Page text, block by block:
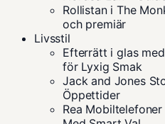
Rollistan i The
och premiär
Livsstil
Efterrätt i glas
för Lyxig Smak
Jack and Jones
Öppettider
Rea